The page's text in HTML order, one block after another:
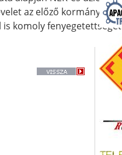
az előző kormánytól.
komoly fenyegetettséget